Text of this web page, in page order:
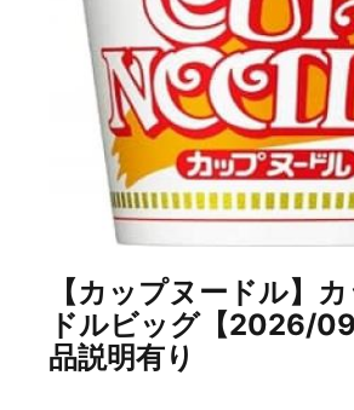
【カップヌードル】
ドルビッグ【2026/
品説明有り